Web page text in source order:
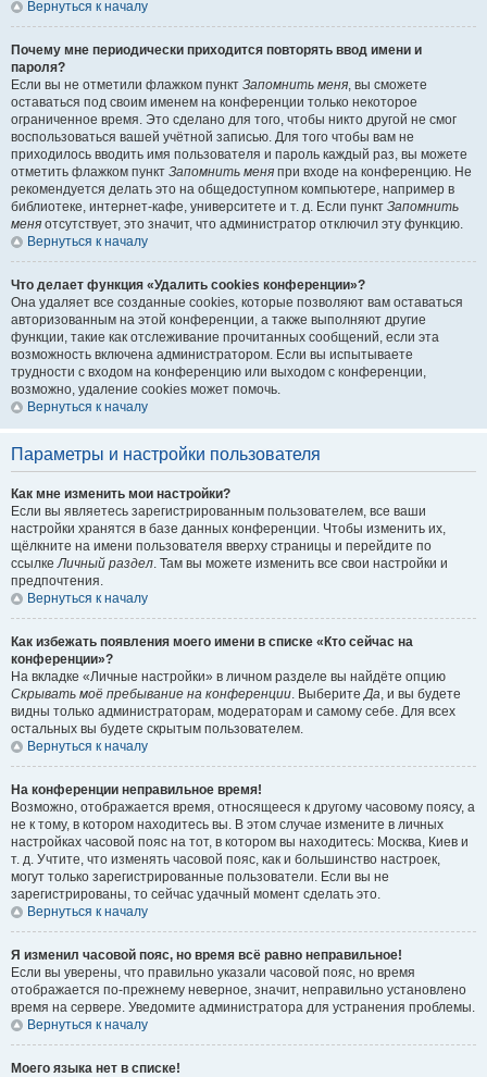
Вернуться к началу
Почему мне периодически приходится повторять ввод имени и
пароля?
Если вы не отметили флажком пункт Запомнить меня, вы сможете
оставаться под своим именем на конференции только некоторое
ограниченное время. Это сделано для того, чтобы никто другой не смог
воспользоваться вашей учётной записью. Для того чтобы вам не
приходилось вводить имя пользователя и пароль каждый раз, вы можете
отметить флажком пункт Запомнить меня при входе на конференцию. Не
рекомендуется делать это на общедоступном компьютере, например в
библиотеке, интернет-кафе, университете и т. д. Если пункт Запомнить
меня отсутствует, это значит, что администратор отключил эту функцию.
Вернуться к началу
Что делает функция «Удалить cookies конференции»?
Она удаляет все созданные cookies, которые позволяют вам оставаться
авторизованным на этой конференции, а также выполняют другие
функции, такие как отслеживание прочитанных сообщений, если эта
возможность включена администратором. Если вы испытываете
трудности с входом на конференцию или выходом с конференции,
возможно, удаление cookies может помочь.
Вернуться к началу
Параметры и настройки пользователя
Как мне изменить мои настройки?
Если вы являетесь зарегистрированным пользователем, все ваши
настройки хранятся в базе данных конференции. Чтобы изменить их,
щёлкните на имени пользователя вверху страницы и перейдите по
ссылкеЛичный раздел. Там вы можете изменить все свои настройки и
предпочтения.
Вернуться к началу
Как избежать появления моего имени в списке «Кто сейчас на
конференции»?
На вкладке «Личные настройки» в личном разделе вы найдёте опцию
Скрывать моё пребывание на конференции. ВыберитеДа, и вы будете
видны только администраторам, модераторам и самому себе. Для всех
остальных вы будете скрытым пользователем.
Вернуться к началу
На конференции неправильное время!
Возможно, отображается время, относящееся к другому часовому поясу, а
не к тому, в котором находитесь вы. В этом случае измените в личных
настройках часовой пояс на тот, в котором вы находитесь: Москва, Киев и
т. д. Учтите, что изменять часовой пояс, как и большинство настроек,
могут только зарегистрированные пользователи. Если вы не
зарегистрированы, то сейчас удачный момент сделать это.
Вернуться к началу
Я изменил часовой пояс, но время всё равно неправильное!
Если вы уверены, что правильно указали часовой пояс, но время
отображается по-прежнему неверное, значит, неправильно установлено
время на сервере. Уведомите администратора для устранения проблемы.
Вернуться к началу
Моего языка нет в списке!